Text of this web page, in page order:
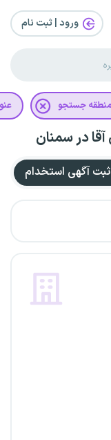
ورود | ثبت‌ نام
منطقه جستجو
در سمنان
ثبت آگهی استخدام